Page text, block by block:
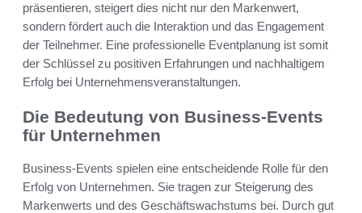
präsentieren, steigert dies nicht nur den Markenwert,
sondern fördert auch die Interaktion und das Engagement
der Teilnehmer. Eine professionelle Eventplanung ist somit
der Schlüssel zu positiven Erfahrungen und nachhaltigem
Erfolg bei Unternehmensveranstaltungen.
Die Bedeutung von Business-Events
für Unternehmen
Business-Events spielen eine entscheidende Rolle für den
Erfolg von Unternehmen. Sie tragen zur Steigerung des
Markenwerts und des Geschäftswachstums bei. Durch gut